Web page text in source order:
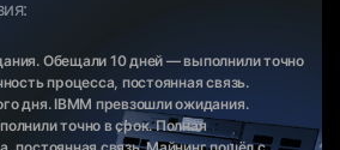
Обещали 10 дней — выполнили точно
процесса, постоянная связь.
дня. IBMM превзошли ожидания.
точно в срок. Полная